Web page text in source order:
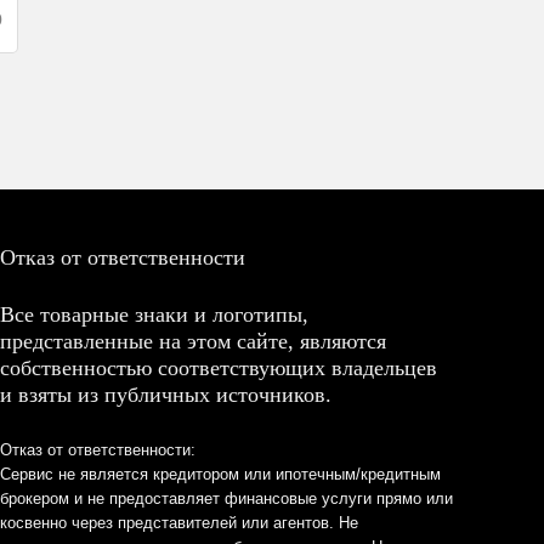
Отказ от ответственности
Все товарные знаки и логотипы,
представленные на этом сайте, являются
собственностью соответствующих владельцев
и взяты из публичных источников.
Отказ от ответственности:
Сервис не является кредитором или ипотечным/кредитным
брокером и не предоставляет финансовые услуги прямо или
косвенно через представителей или агентов. Не